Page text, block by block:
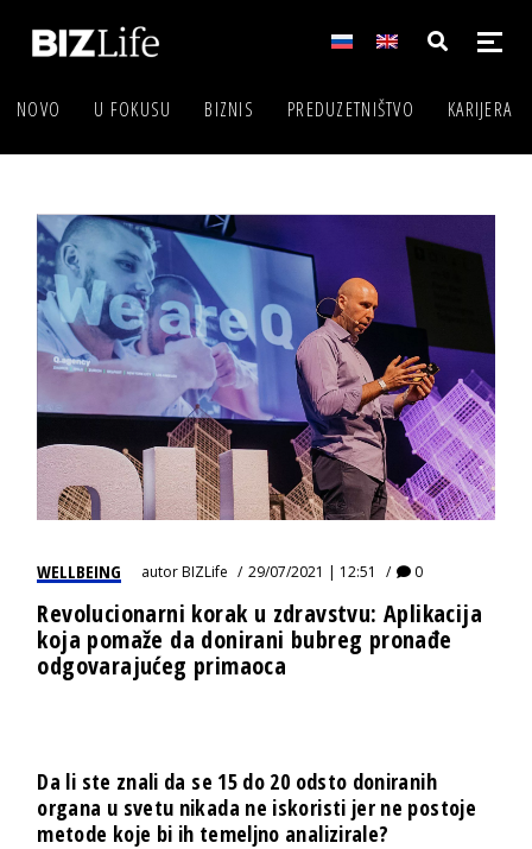
NOVO U FOKUSU BIZNIS PREDUZETNIŠTVO KARIJERA
WELLBEING autorBIZLife 29/07/2021 | 12:51 0
Revolucionarni korak u zdravstvu: Aplikacija
koja pomaže da donirani bubreg pronađe
odgovarajućeg primaoca
Da li ste znali da se 15 do 20 odsto doniranih
organa u svetu nikada ne iskoristi jer ne postoje
metode koje bi ih temeljno analizirale?